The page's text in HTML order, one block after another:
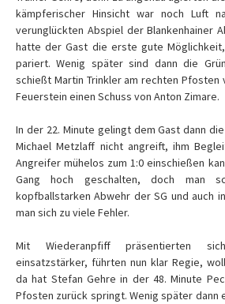
kämpferischer Hinsicht war noch Luft
verunglückten Abspiel der Blankenhainer
hatte der Gast die erste gute
pariert. Wenig später sind dann die
schießt Martin Trinkler am rechten Pfosten
Feuerstein einen Schuss von Anton Zimare.
In der 22. Minute gelingt dem Gast dann
Michael Metzlaff nicht angreift, ihm
Angreifer mühelos zum 1:0 einschießen
Gang hoch geschalten, doch man
kopfballstarken Abwehr der SG und auch
man sich zu viele Fehler.
Mit Wiederanpfiff präsentierten
einsatzstärker, führten nun klar Regie,
da hat Stefan Gehre in der 48. Minute
Pfosten zurück springt. Wenig später dann